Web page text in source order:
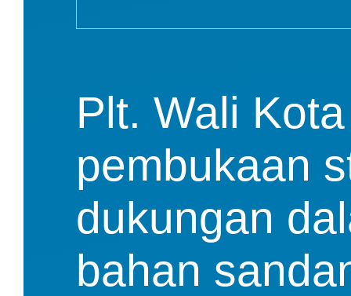
Plt. Wali
pembukaan
dukungan
bahan